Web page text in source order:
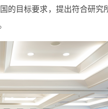
目标要求，提出符合研